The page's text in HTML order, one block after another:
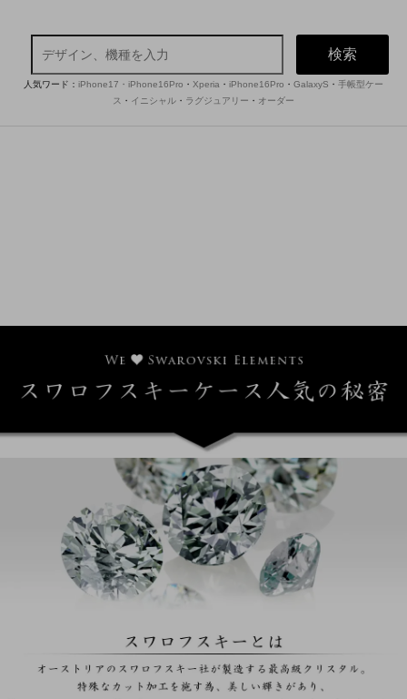
検索
人気ワード： iPhone17・iPhone16Pro ・ Xperia ・ iPhone16Pro ・ GalaxyS ・ 手帳型ケー
ス ・ イニシャル ・ ラグジュアリー ・ オーダー